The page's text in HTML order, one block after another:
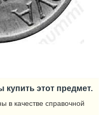
этот предмет.
в качестве справочной